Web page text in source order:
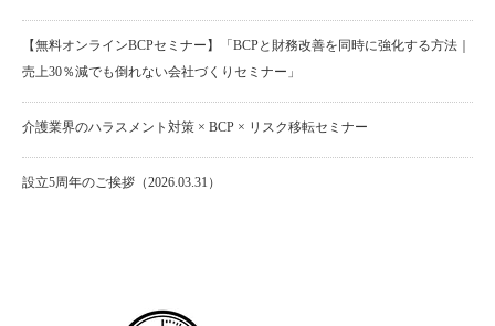
【無料オンラインBCPセミナー】「BCPと財務改善を同時に強化する方法｜
売上30％減でも倒れない会社づくりセミナー」
介護業界のハラスメント対策 × BCP × リスク移転セミナー
設立5周年のご挨拶（2026.03.31）